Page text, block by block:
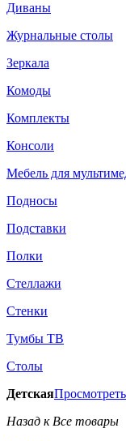
Диваны
Журнальные столы
Зеркала
Комоды
Комплекты
Консоли
Мебель для
Подносы
Подставки
Полки
Стеллажи
Стенки
Тумбы ТВ
Столы
ДетскаяПросмотреть
Назад к Все товары